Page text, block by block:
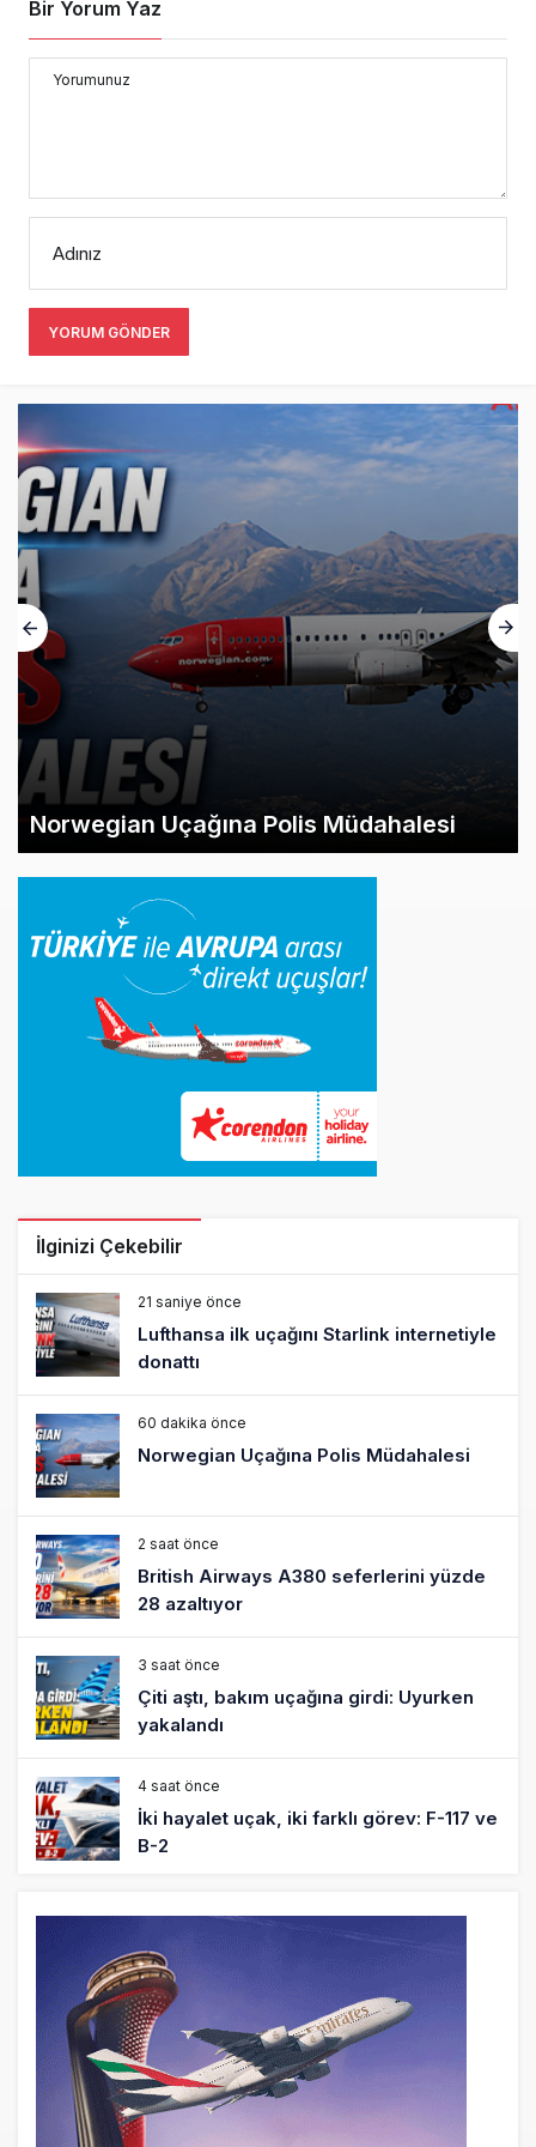
Bir Yorum Yaz
Yorumunuz
Adınız
YORUM GÖNDER
Norwegian Uçağına Polis Müdahalesi
İlginizi Çekebilir
21 saniye önce
Lufthansa ilk uçağını Starlink internetiyle
donattı
60 dakika önce
Norwegian Uçağına Polis Müdahalesi
2 saat önce
British Airways A380 seferlerini yüzde
28 azaltıyor
3 saat önce
Çiti aştı, bakım uçağına girdi: Uyurken
yakalandı
4 saat önce
İki hayalet uçak, iki farklı görev: F-117 ve
B-2
THY ve Pegasus Dünyanın En Değerli
Havayolları Arasında
6 saat önce
Fly Baghdad ABD yaptırım listesinden
çıkarıldı